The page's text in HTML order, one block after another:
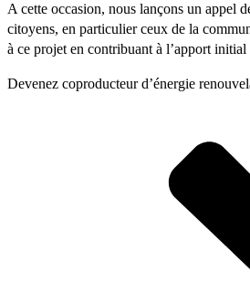
A cette occasion, nous lançons un appel
citoyens, en particulier ceux de la
à ce projet en contribuant à l’apport initial
Devenez coproducteur d’énergie